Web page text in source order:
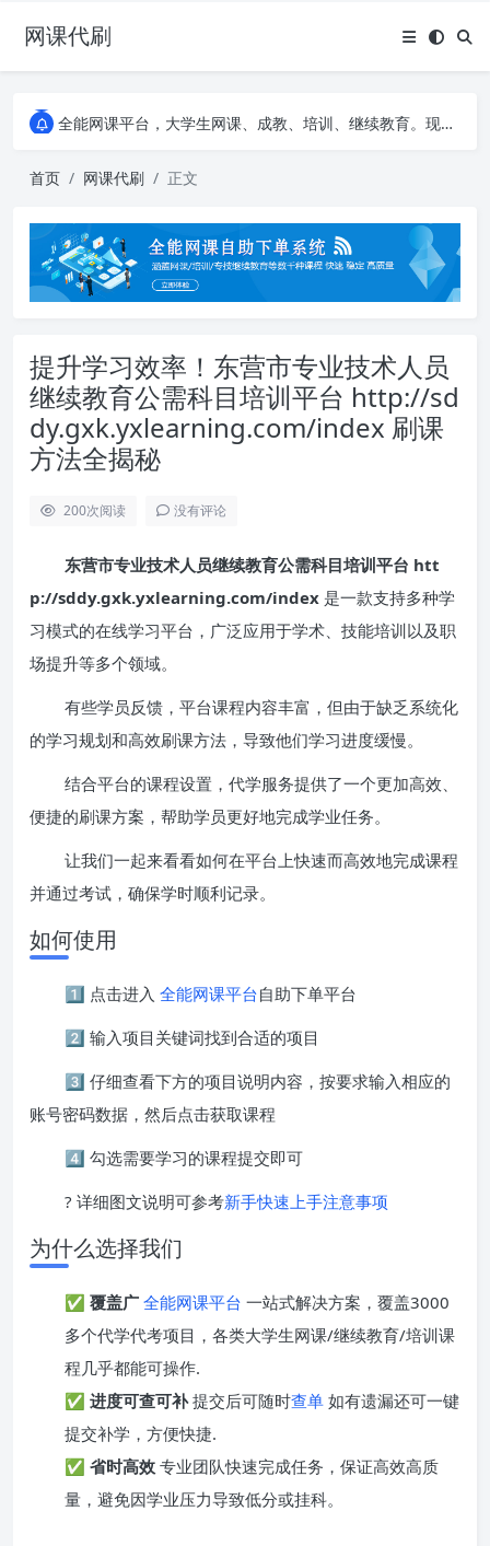
网课代刷
AI论文写作平台，根据真实文献内容生成论文
全能网课平台，大学生网课、成教、培训、继续教育。现已接入代刷代考项目3000+
全能网课平台，大学生网课、成教、培训、继续教育。现已接入代刷代考项目3000+
首页 网课代刷 正文
提升学习效率！东营市专业技术人员
继续教育公需科目培训平台 http://sd
dy.gxk.yxlearning.com/index 刷课
方法全揭秘
200次阅读 没有评论
东营市专业技术人员继续教育公需科目培训平台 htt
p://sddy.gxk.yxlearning.com/index 是一款支持多种学
习模式的在线学习平台，广泛应用于学术、技能培训以及职
场提升等多个领域。
有些学员反馈，平台课程内容丰富，但由于缺乏系统化
的学习规划和高效刷课方法，导致他们学习进度缓慢。
结合平台的课程设置，代学服务提供了一个更加高效、
便捷的刷课方案，帮助学员更好地完成学业任务。
让我们一起来看看如何在平台上快速而高效地完成课程
并通过考试，确保学时顺利记录。
如何使用
1️⃣ 点击进入 全能网课平台自助下单平台
2️⃣ 输入项目关键词找到合适的项目
3️⃣ 仔细查看下方的项目说明内容，按要求输入相应的
账号密码数据，然后点击获取课程
4️⃣ 勾选需要学习的课程提交即可
? 详细图文说明可参考新手快速上手注意事项
为什么选择我们
✅ 覆盖广 全能网课平台 一站式解决方案，覆盖3000
多个代学代考项目，各类大学生网课/继续教育/培训课
程几乎都能可操作.
✅ 进度可查可补提交后可随时查单 如有遗漏还可一键
提交补学，方便快捷.
✅ 省时高效 专业团队快速完成任务，保证高效高质
量，避免因学业压力导致低分或挂科。